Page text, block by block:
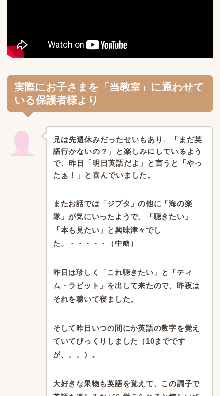
実際にお子さまを「当教室」に通わせて
いる保護者様より
兄は先週休みだったせいもあり、「まだ英
語行かないの？」と楽しみにしているよう
で、昨日「明日英語だよ」と言うと「やっ
たぁ！」と喜んでいました。
またお話では「ジプタ」の他に「海の楽
隊」が気にいったようで、「聴きたい」
「本も見たい」と興味津々でし
た。・・・・・（中略）
昨日は珍しく「これ聴きたい」と「ティ
ム・ラビット」を出して来たので、昨夜は
それを聴いて寝ました。
そして昨日いつの間にか英語の数字を覚え
ていてびっくりしました（10までです
が、、、）。
大好きな果物も英語を覚えて、この調子で